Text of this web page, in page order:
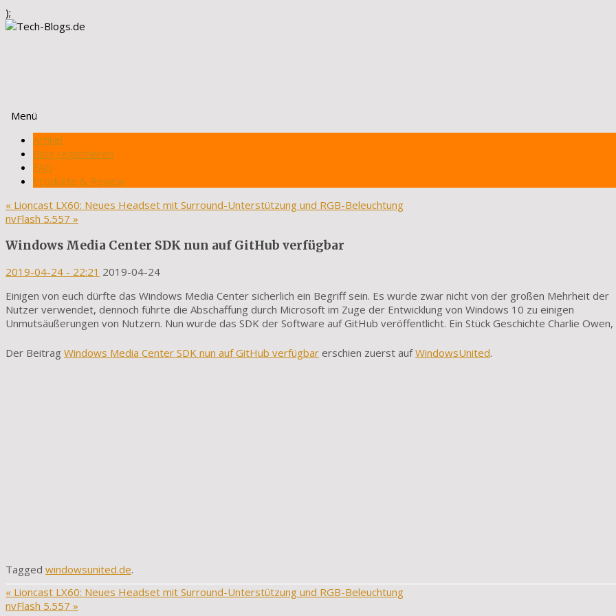
);
Menü
Zum
Inhalt
springen
Artikel
Blog registrieren
FAQ
Produkte & Review
« Lioncast LX60: Neues Headset mit Surround-Unterstützung und RGB-Beleuchtung
nvFlash 5.557 »
Windows Media Center SDK nun auf GitHub verfügbar
2019-04-24 - 22:21 2019-04-24
Einigen von euch dürfte das Windows Media Center sicherlich ein Begriff sein. Es wurde zwar nicht von der großen Mehrheit der
Nutzer verwendet, dennoch führte die Abschaffung durch Microsoft im Zuge der Entwicklung von Windows 10 zu einigen
Unmutsäußerungen von Nutzern. Nun wurde das SDK der Software auf GitHub veröffentlicht. Ein Stück Geschichte Charlie
Der Beitrag Windows Media Center SDK nun auf GitHub verfügbar erschien zuerst aufWindowsUnited.
Tagged windowsunited.de.
« Lioncast LX60: Neues Headset mit Surround-Unterstützung und RGB-Beleuchtung
nvFlash 5.557 »